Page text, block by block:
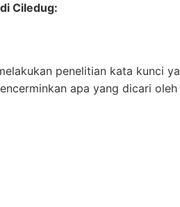
Ciledug:
penelitian kata kunci
apa yang dicari